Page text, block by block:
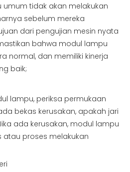
tidak akan melakukan
sebelum mereka
dari pengujian mesin nyata
bahwa modul lampu
normal, dan memiliki kinerja
baik;
lampu, periksa permukaan
bekas kerusakan, apakah jari
ada kerusakan, modul lampu
atau proses melakukan